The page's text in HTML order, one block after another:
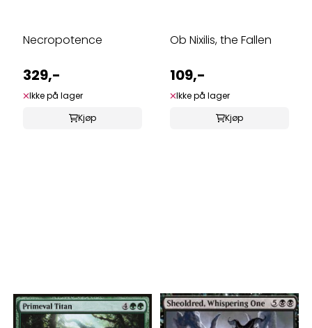
Necropotence
329,-
Ikke på lager
Kjøp
Ob Nixilis, the Fallen
109,-
Ikke på lager
Kjøp